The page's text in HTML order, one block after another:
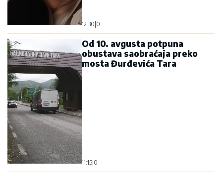
12:30 0
Od 10. avgusta potpuna
obustava saobraćaja preko
mosta Đurđevića Tara
11:15 0